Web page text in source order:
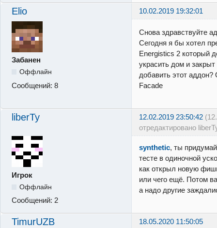
Elio 10.02.2019 19:32:01
Забанен
Оффлайн
Сообщений: 8
Снова здравствуйте
Сегодня я бы хотел
Energistics 2 который
украсить дом и
добавить этот
Facade
liberTy 12.02.2019 23:50:42
отредактировано
Игрок
Оффлайн
Сообщений: 2
synthetic, ты
тесте в одиночной
как открыл новую
или чего ещё. Потом
а надо другие
TimurUZB 18.05.2020 11:50:05